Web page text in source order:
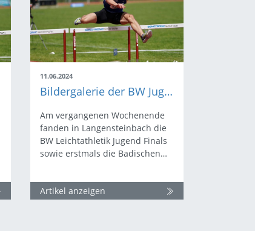
11.06.2024
Bildergalerie der BW Jugend Finals ist online
Am vergangenen Wochenende
fanden in Langensteinbach die
BW Leichtathletik Jugend Finals
sowie erstmals die Badischen…
Artikel anzeigen